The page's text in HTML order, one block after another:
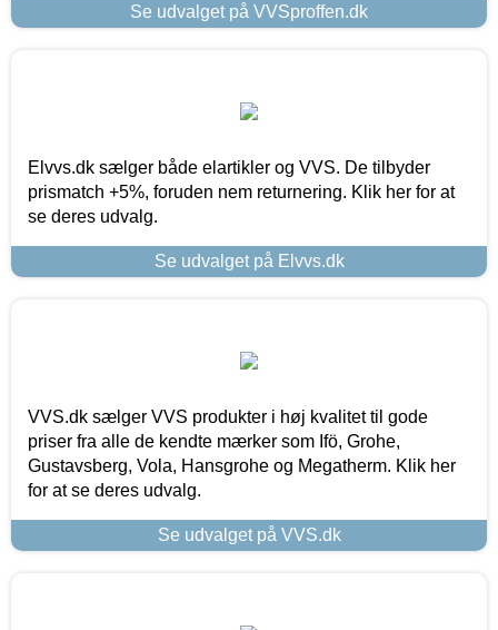
Se udvalget på VVSproffen.dk
Elvvs.dk sælger både elartikler og VVS. De tilbyder
prismatch +5%, foruden nem returnering. Klik her for at
se deres udvalg.
Se udvalget på Elvvs.dk
VVS.dk sælger VVS produkter i høj kvalitet til gode
priser fra alle de kendte mærker som Ifö, Grohe,
Gustavsberg, Vola, Hansgrohe og Megatherm. Klik her
for at se deres udvalg.
Se udvalget på VVS.dk